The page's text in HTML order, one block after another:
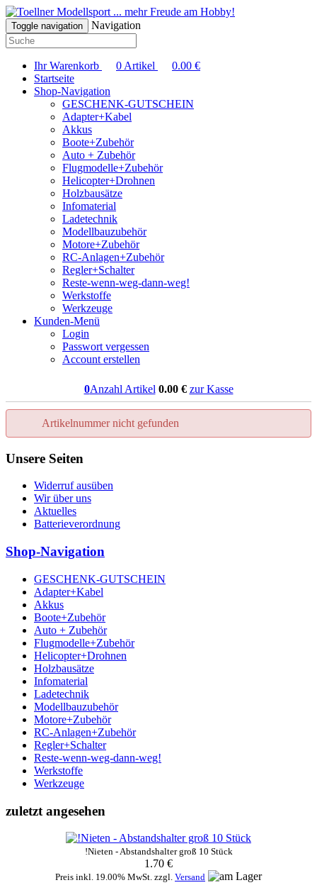
... mehr Freude am Hobby!
Toggle navigation Navigation
Ihr Warenkorb 0 Artikel 0.00 €
Startseite
Shop-Navigation
GESCHENK-GUTSCHEIN
Adapter+Kabel
Akkus
Boote+Zubehör
Auto + Zubehör
Flugmodelle+Zubehör
Helicopter+Drohnen
Holzbausätze
Infomaterial
Ladetechnik
Modellbauzubehör
Motore+Zubehör
RC-Anlagen+Zubehör
Regler+Schalter
Reste-wenn-weg-dann-weg!
Werkstoffe
Werkzeuge
Kunden-Menü
Login
Passwort vergessen
Account erstellen
0Anzahl Artikel 0.00€ zur Kasse
Artikelnummer nicht gefunden
Unsere Seiten
Widerruf ausüben
Wir über uns
Aktuelles
Batterieverordnung
Shop-Navigation
GESCHENK-GUTSCHEIN
Adapter+Kabel
Akkus
Boote+Zubehör
Auto + Zubehör
Flugmodelle+Zubehör
Helicopter+Drohnen
Holzbausätze
Infomaterial
Ladetechnik
Modellbauzubehör
Motore+Zubehör
RC-Anlagen+Zubehör
Regler+Schalter
Reste-wenn-weg-dann-weg!
Werkstoffe
Werkzeuge
zuletzt angesehen
!Nieten - Abstandshalter groß 10 Stück
1.70 €
Preis inkl. 19.00% MwSt. zzgl. Versand